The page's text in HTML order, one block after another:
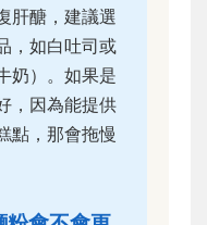
肝醣，建議選
，如白吐司或
奶）。如果是
，因為能提供
點，那會拖慢